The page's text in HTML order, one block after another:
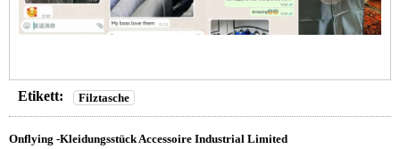
Etikett: Filztasche
Onflying -Kleidungsstück Accessoire Industrial Limited